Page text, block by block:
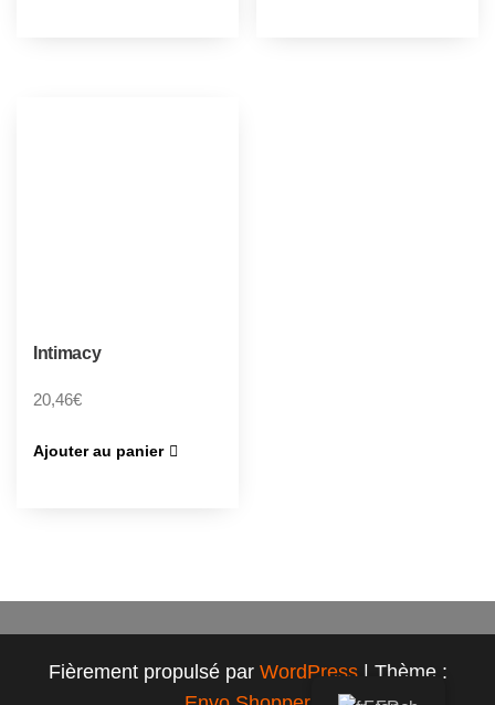
Intimacy
20,46€
Ajouter au panier
Fièrement propulsé par WordPress | Thème :